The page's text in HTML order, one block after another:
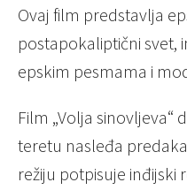
Ovaj film predstavlja
postapokaliptični svet,
epskim pesmama i
Film „Volja sinovljeva“
teretu nasleđa
režiju potpisuje inđijski